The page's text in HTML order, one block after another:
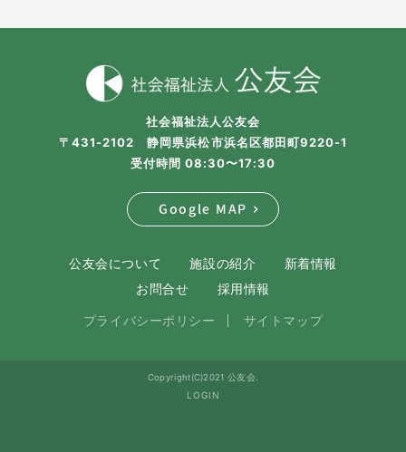
社会福祉法人公友会
〒431-2102 静岡県浜松市浜名区都田町9220-1
受付時間 08:30〜17:30
Google MAP
公友会について 施設の紹介
新着情報
お問合せ
採用情報
プライバシーポリシー サイトマップ
Copyright(C)2021 公友会.
LOGIN